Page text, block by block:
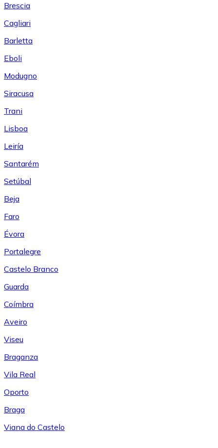
Brescia
Cagliari
Barletta
Eboli
Modugno
Siracusa
Trani
Lisboa
Leiría
Santarém
Setúbal
Beja
Faro
Évora
Portalegre
Castelo Branco
Guarda
Coímbra
Aveiro
Viseu
Braganza
Vila Real
Oporto
Braga
Viana do Castelo